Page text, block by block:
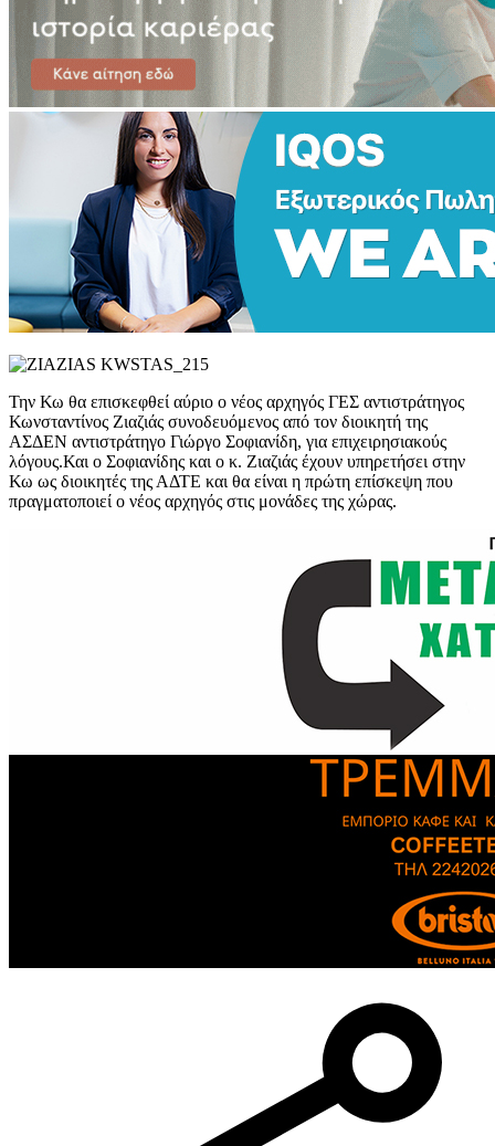
Την Κω θα επισκεφθεί αύριο ο νέος αρχηγός ΓΕΣ αντιστράτηγος
Κωνσταντίνος Ζιαζιάς συνοδευόμενος από τον διοικητή της
ΑΣΔΕΝ αντιστράτηγο Γιώργο Σοφιανίδη, για επιχειρησιακούς
λόγους.Και ο Σοφιανίδης και ο κ. Ζιαζιάς έχουν υπηρετήσει στην
Κω ως διοικητές της ΑΔΤΕ και θα είναι η πρώτη επίσκεψη που
πραγματοποιεί ο νέος αρχηγός στις μονάδες της χώρας.